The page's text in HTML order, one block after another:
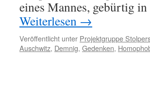
eines Mannes, gebürtig
Weiterlesen →
Veröffentlicht unter Projektgruppe
Auschwitz, Demnig, Gedenken,